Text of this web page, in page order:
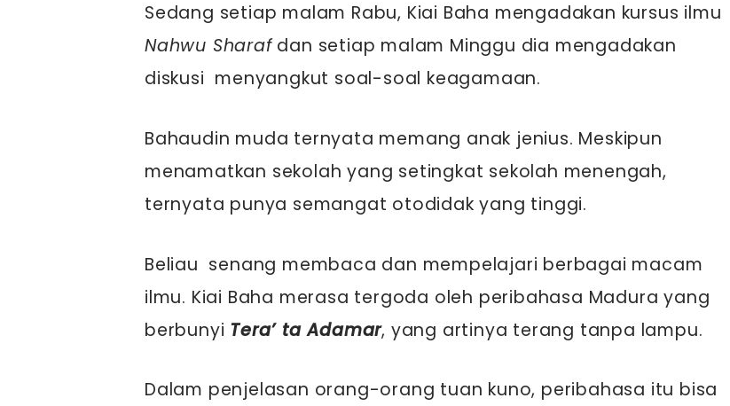
Sedang setiap malam Rabu, Kiai Baha mengadakan kursus ilmu
Nahwu Sharafdan setiap malam Minggu dia mengadakan
diskusi menyangkut soal-soal keagamaan.
Bahaudin muda ternyata memang anak jenius. Meskipun
menamatkan sekolah yang setingkat sekolah menengah,
ternyata punya semangat otodidak yang tinggi.
Beliau senang membaca dan mempelajari berbagai macam
ilmu. Kiai Baha merasa tergoda oleh peribahasa Madura yang
berbunyi Tera’ ta Adamar, yang artinya terang tanpa lampu.
Dalam penjelasan orang-orang tuan kuno, peribahasa itu bisa